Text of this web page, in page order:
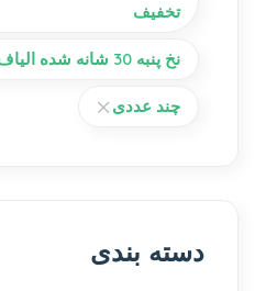
تخفیف
نخ پنبه 30 شانه شده الیاف طبیعی
چند عددی
دسته بندی